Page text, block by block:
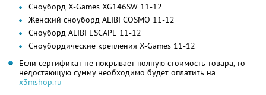
Сноуборд X-Games XG146SW 11-12
Женский сноуборд ALIBI COSMO 11-12
Сноуборд ALIBI ESCAPE 11-12
Сноубордические крепления X-Games 11-12
Если сертификат не покрывает полную стоимость товара, то
недостающую сумму необходимо будет оплатить на
x3mshop.ru